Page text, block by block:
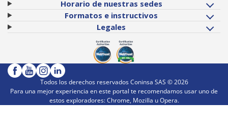
Horario de nuestras sedes
Formatos e instructivos
Legales
Todos los derechos reservados Coninsa SAS ©2026
Para una mejor experiencia en este portal te recomendamos usar uno de
estos exploradores: Chrome, Mozilla u Opera.